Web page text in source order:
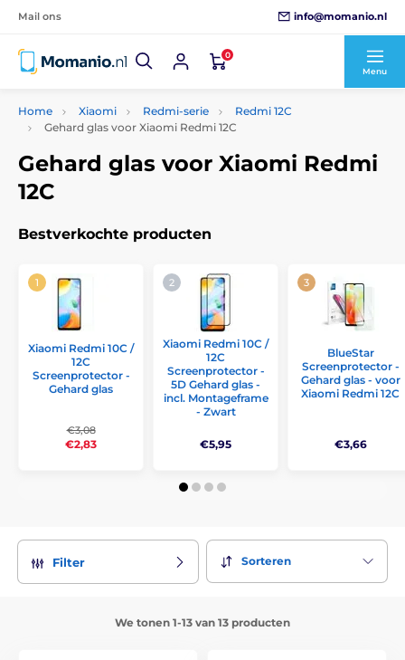
Mail ons info@momanio.nl
0
Menu
Home Xiaomi Redmi-serie
Redmi 12C
Gehard glas voor Xiaomi Redmi 12C
Gehard glas voor Xiaomi Redmi
12C
Bestverkochte producten
Xiaomi Redmi 10C /
12C
Screenprotector -
Gehard glas
€3,08
€2,83
Xiaomi Redmi 10C /
12C
Screenprotector -
5D Gehard glas -
incl. Montageframe
- Zwart
€5,95
BlueStar
Screenprotector -
Gehard glas - voor
Xiaomi Redmi 12C
€3,66
Filter Sorteren
We tonen 1-13 van 13 producten